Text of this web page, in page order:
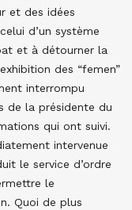
et des idées
d’un système
et à détourner la
des “femen”
interrompu
de la présidente du
qui ont suivi.
intervenue
le service d’ordre
le
Quoi de plus